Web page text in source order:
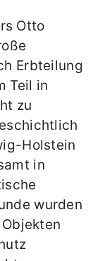
Otto
Erbteilung
Teil in
zu
Holstein
in
wurden